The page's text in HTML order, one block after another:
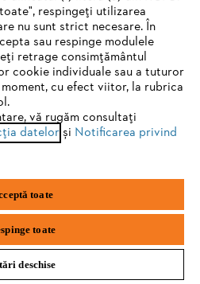
NICHT
wir noch nicht unterstützen. Für
Seite empfehlen wir Ihnen, zu
zu wechseln:
Chrome
respingeți utilizarea
nu sunt strict necesare. În
sau respinge modulele
retrage consimțământul
cookie individuale sau a tuturor
cu efect viitor, la rubrica
vă rugăm consultați
datelorși Notificarea privind
toate
toate
deschise